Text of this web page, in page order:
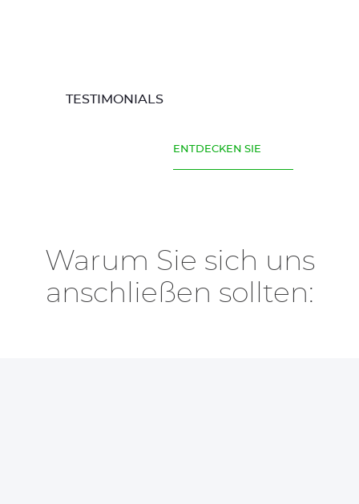
TESTIMONIALS
ENTDECKEN SIE
Warum Sie sich uns
anschließen sollten: